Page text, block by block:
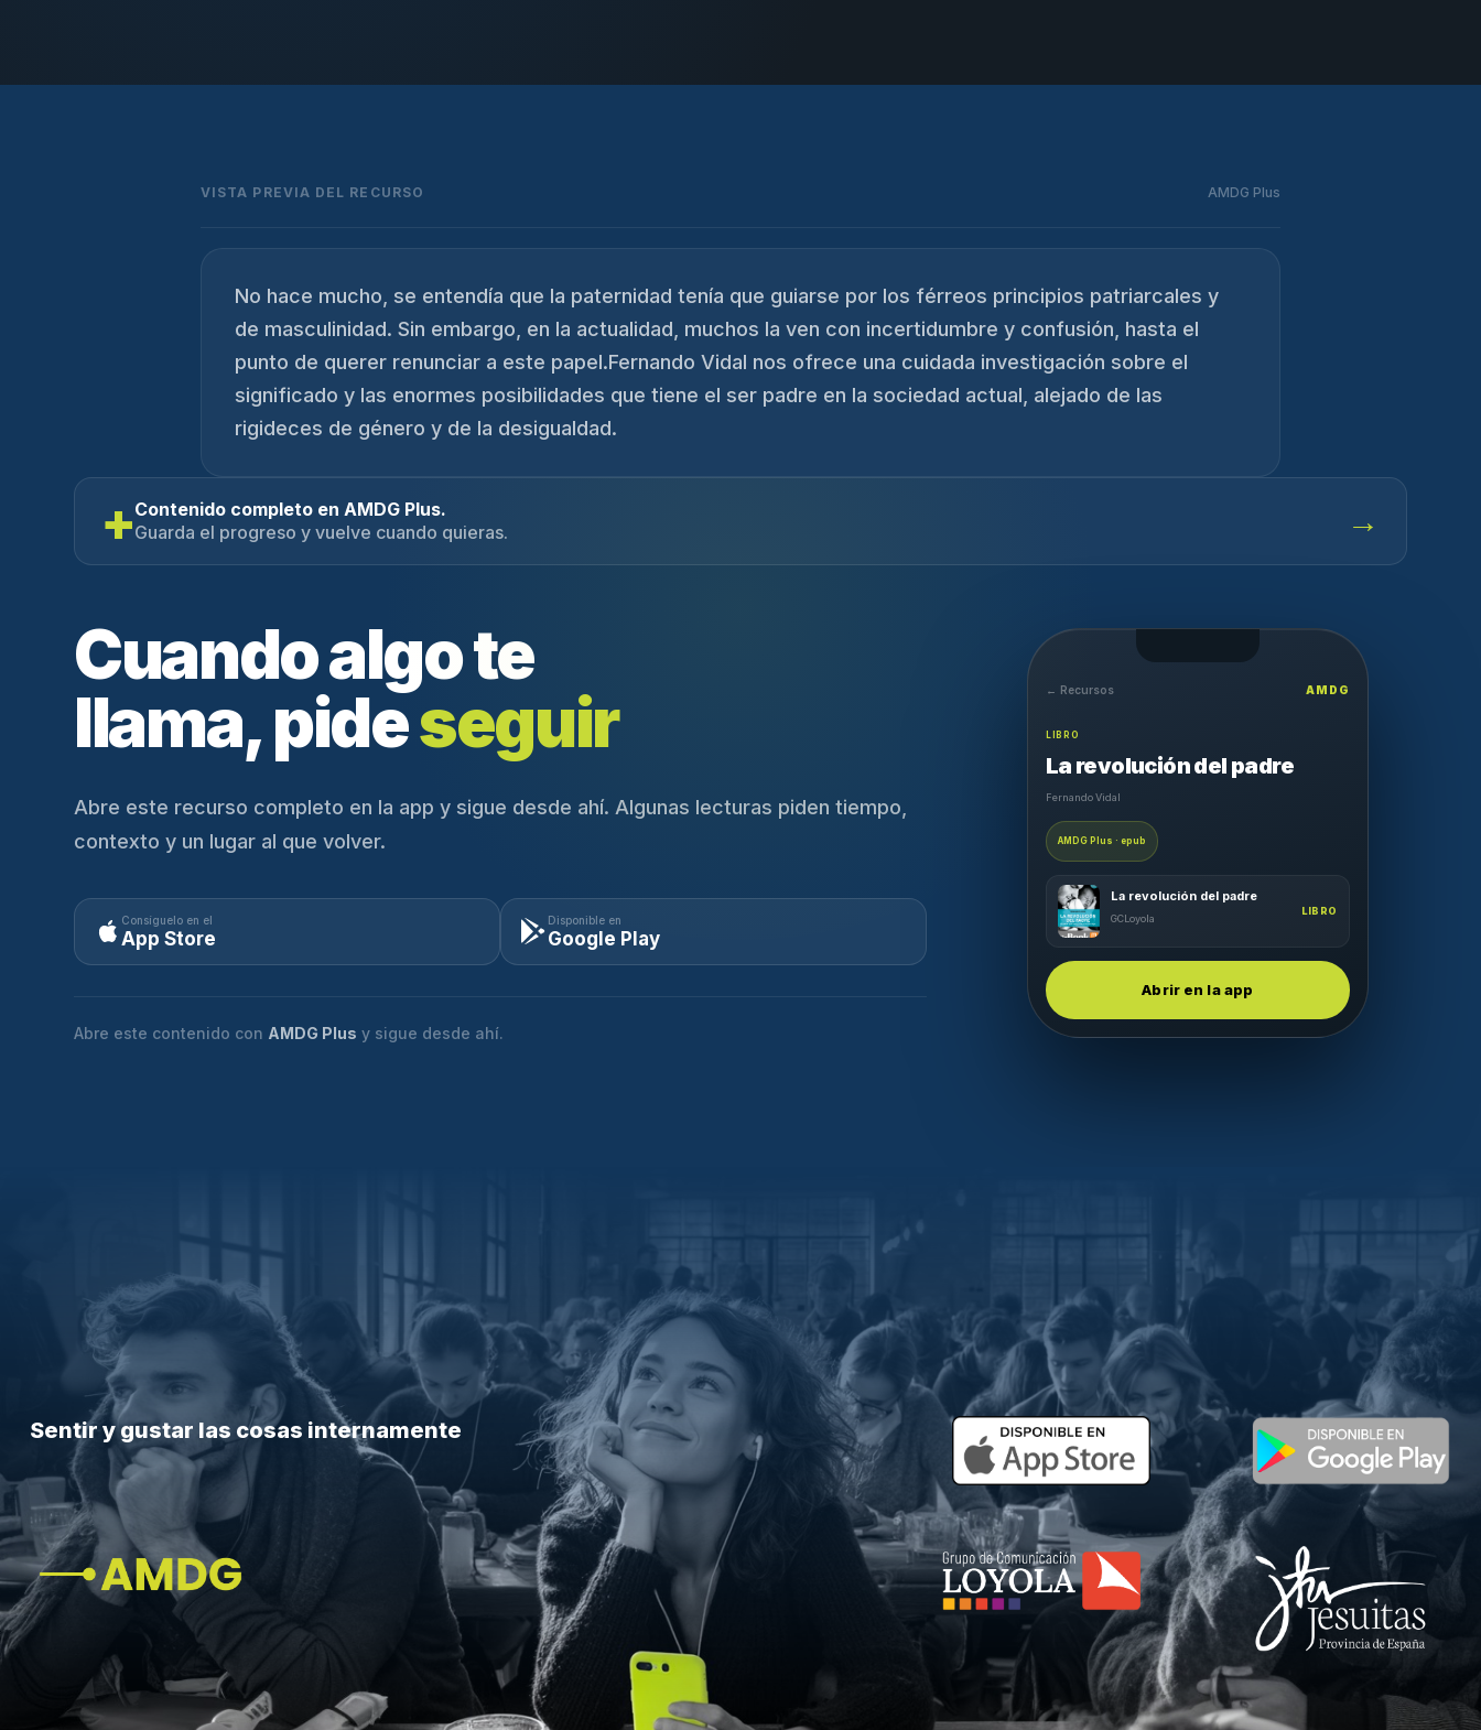
VISTA PREVIA DEL RECURSO AMDG Plus
No hace mucho, se entendía que la paternidad tenía que guiarse por los férreos principios patriarcales y
de masculinidad. Sin embargo, en la actualidad, muchos la ven con incertidumbre y confusión, hasta el
punto de querer renunciar a este papel.Fernando Vidal nos ofrece una cuidada investigación sobre el
significado y las enormes posibilidades que tiene el ser padre en la sociedad actual, alejado de las
rigideces de género y de la desigualdad.
+Contenido completo en AMDG Plus.
Guarda el progreso y vuelve cuando quieras.
→
Cuando algo te
llama, pideseguir
Abre este recurso completo en la app y sigue desde ahí. Algunas lecturas piden tiempo,
contexto y un lugar al que volver.
Consíguelo en el
App Store
Disponible en
Google Play
Abre este contenido con AMDG Plus y sigue desde ahí.
← Recursos AMDG
LIBRO
La revolución del padre
Fernando Vidal
AMDG Plus · epub
La revolución del padre
GCLoyola
LIBRO
Abrir en la app
Sentir y gustar las cosas internamente